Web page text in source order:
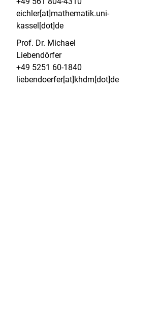
eichler[at]mathematik.uni-
kassel[dot]de
Prof. Dr. Michael
Liebendörfer
+49 5251 60-1840
liebendoerfer[at]khdm[dot]de